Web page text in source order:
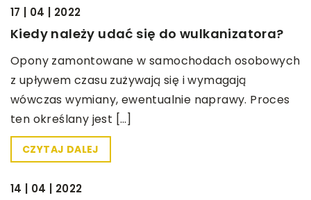
17 | 04 | 2022
Kiedy należy udać się do wulkanizatora?
Opony zamontowane w samochodach osobowych
z upływem czasu zużywają się i wymagają
wówczas wymiany, ewentualnie naprawy. Proces
ten określany jest […]
CZYTAJ DALEJ
14 | 04 | 2022